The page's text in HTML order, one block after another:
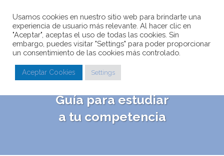
¿Qué es Semrush y
cómo funciona?
Guía para estudiar
a tu competencia
Usamos cookies en nuestro sitio web para brindarte una
experiencia de usuario más relevante. Al hacer clic en
"Aceptar", aceptas el uso de todas las cookies. Sin
embargo, puedes visitar "Settings" para poder proporcionar
un consentimiento de las cookies más controlado.
Aceptar Cookies Settings